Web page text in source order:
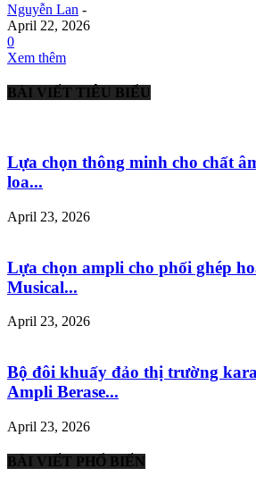
Nguyễn Lan -
April 22, 2026
0
Xem thêm
BÀI VIẾT TIÊU BIỂU
Lựa chọn thông minh cho chất
loa...
April 23, 2026
Lựa chọn ampli cho phối ghép
Musical...
April 23, 2026
Bộ đôi khuấy đảo thị trường
Ampli Berase...
April 23, 2026
BÀI VIẾT PHỔ BIẾN